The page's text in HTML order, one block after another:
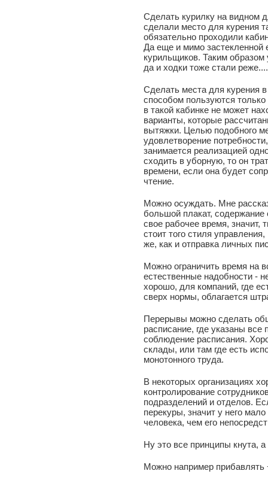
Сделать курилку на видном
сделали место для курения
обязательно проходили
Да еще и мимо застекленной
курильщиков. Таким образом
да и ходки тоже стали реже....
Сделать места для курения
способом пользуются
в такой кабинке не может
варианты, которые
вытяжки. Целью подобного
удовлетворение
занимается реализацией
сходить в уборную, то он
времени, если она будет
чтение.
Можно осуждать. Мне
большой плакат,
свое рабочее время, значит,
стоит того стиля
же, как и отправка личных
Можно ограничить время на
естественные надобности -
хорошо, для компаний, где
сверх нормы, облагается
Перерывы можно сделать
расписание, где указаны все
соблюдение расписания.
склады, или там где есть
монотонного труда.
В некоторых организациях
контролирование
подразделений и отделов.
перекуры, значит у него
человека, чем его
Ну это все принципы кнута,
Можно например прибавлять